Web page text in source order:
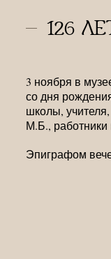
126
3 ноября в
со дня
школы,
М.Б., работники
Эпиграфом